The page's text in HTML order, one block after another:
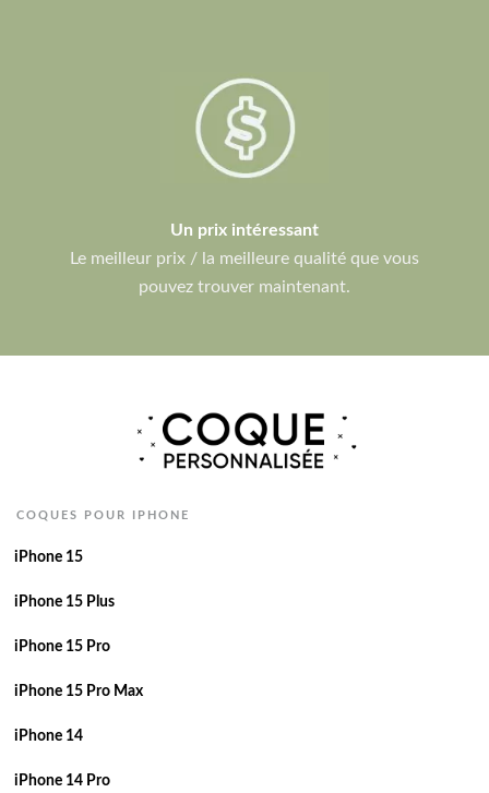
Un prix intéressant
Le meilleur prix / la meilleure qualité que vous
pouvez trouver maintenant.
COQUES POUR IPHONE
iPhone 15
iPhone 15 Plus
iPhone 15 Pro
iPhone 15 Pro Max
iPhone 14
iPhone 14 Pro